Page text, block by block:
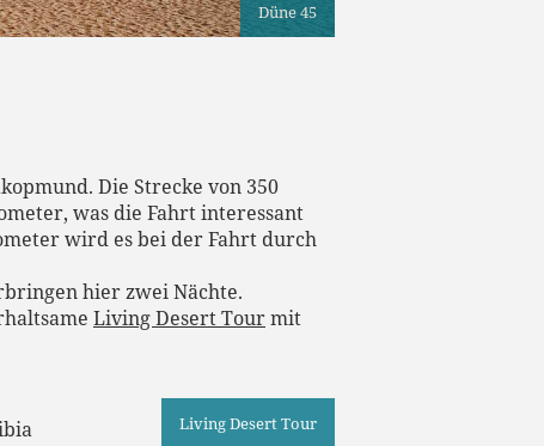
Düne 45
Die Strecke von 350
was die Fahrt interessant
wird es bei der Fahrt durch
hier zwei Nächte.
Living Desert Tourmit
Living Desert Tour